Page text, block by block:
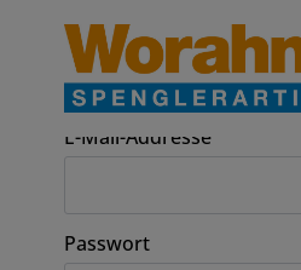
Anmeldung
E-Mail-Addresse
Passwort